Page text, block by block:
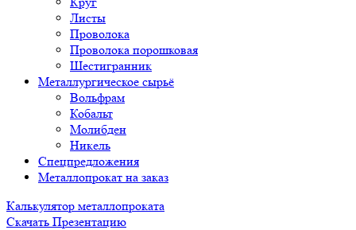
Листы
Проволока
Проволока порошковая
Шестигранник
Металлургическое сырьё
Вольфрам
Кобальт
Молибден
Никель
Спецпредложения
Металлопрокат на заказ
Калькулятор металлопроката
Скачать Презентацию